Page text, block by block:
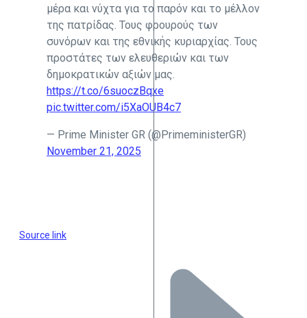
μέρα και νύχτα για το παρόν και το μέλλον
της πατρίδας. Τους φρουρούς των
συνόρων και της εθνικής κυριαρχίας. Τους
προστάτες των ελευθεριών και των
δημοκρατικών αξιών μας.
https://t.co/6suoczBqxe
pic.twitter.com/i5XaOUB4c7
— Prime Minister GR (@PrimeministerGR)
November 21, 2025
Source link